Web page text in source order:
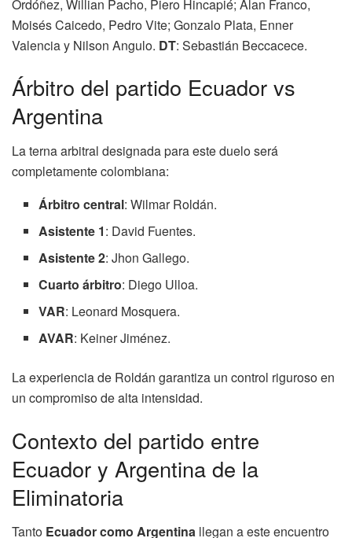
Ordóñez, Willian Pacho, Piero Hincapié; Alan Franco,
Moisés Caicedo, Pedro Vite; Gonzalo Plata, Enner
Valencia y Nilson Angulo. DT: Sebastián Beccacece.
Árbitro del partido Ecuador vs
Argentina
La terna arbitral designada para este duelo será
completamente colombiana:
Árbitro central: Wilmar Roldán.
Asistente 1: David Fuentes.
Asistente 2: Jhon Gallego.
Cuarto árbitro: Diego Ulloa.
VAR: Leonard Mosquera.
AVAR: Keiner Jiménez.
La experiencia de Roldán garantiza un control riguroso en
un compromiso de alta intensidad.
Contexto del partido entre
Ecuador y Argentina de la
Eliminatoria
Tanto Ecuador como Argentina llegan a este encuentro